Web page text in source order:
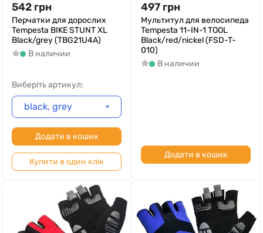
542 грн
Перчатки для дорослих
Tempesta BIKE STUNT XL
Black/grey (TBG21U4A)
В наличии
Виберіть артикул:
black, grey
Додати в кошик
Купити в один клік
497 грн
Мультитул для велосипеда
Tempesta 11-IN-1 TOOL
Black/red/nickel (FSD-T-
010)
В наличии
Додати в кошик